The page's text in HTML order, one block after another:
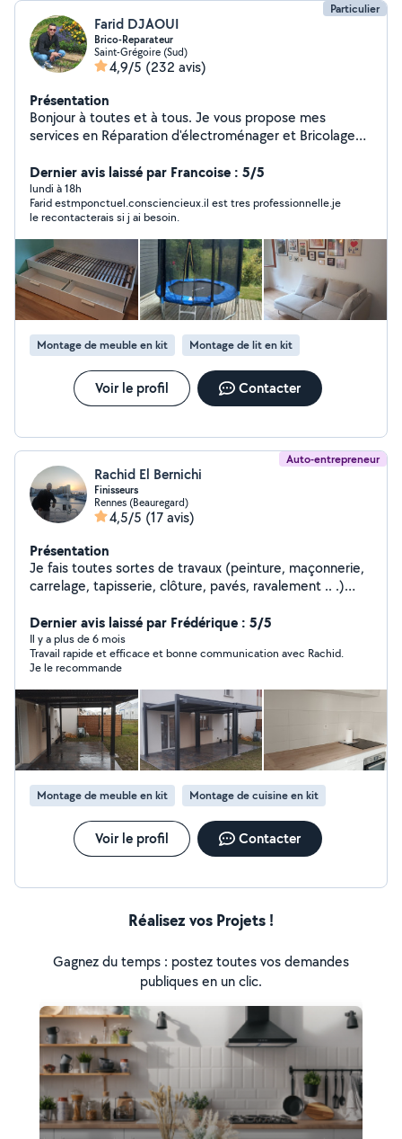
Particulier
Farid DJAOUI
Brico-Reparateur
Saint-Grégoire (Sud)
4,9/5 (232 avis)
Présentation
Bonjour à toutes et à tous. Je vous propose mes
services en Réparation d'électroménager et Bricolage
manutention. Je suis très simple et sérieux rigoureux
dynamique et surtout très sociable et raisonnable avec
tout le monde. Pour plus information et conseil n'hésitez
pas à me contacter.
Dernier avis laissé par Francoise : 5/5
lundi à 18h
Farid estmponctuel.consciencieux.il est tres professionnelle.je
le recontacterais si j ai besoin.
Montage de meuble en kit Montage de lit en kit
Voir le profil Contacter
Auto-entrepreneur
Rachid El Bernichi
Finisseurs
Rennes (Beauregard)
4,5/5 (17 avis)
Présentation
Je fais toutes sortes de travaux (peinture, maçonnerie,
carrelage, tapisserie, clôture, pavés, ravalement .. .)
Dernier avis laissé par Frédérique : 5/5
Il y a plus de 6 mois
Travail rapide et efficace et bonne communication avec Rachid.
Je le recommande
Montage de meuble en kit Montage de cuisine en kit
Voir le profil Contacter
Réalisez vos Projets !
Gagnez du temps : postez toutes vos demandes
publiques en un clic.